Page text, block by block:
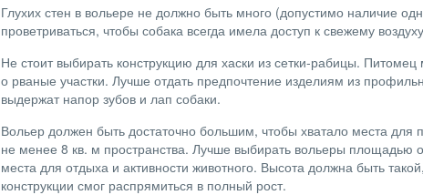
Глухих стен в вольере не должно быть много (допустимо наличие
проветриваться, чтобы собака всегда имела доступ к свежему
Не стоит выбирать конструкцию для хаски из сетки-рабицы.
о рваные участки. Лучше отдать предпочтение изделиям из
выдержат напор зубов и лап собаки.
Вольер должен быть достаточно большим, чтобы хватало места для
не менее 8 кв. м пространства. Лучше выбирать вольеры площадью
места для отдыха и активности животного. Высота должна быть
конструкции смог распрямиться в полный рост.